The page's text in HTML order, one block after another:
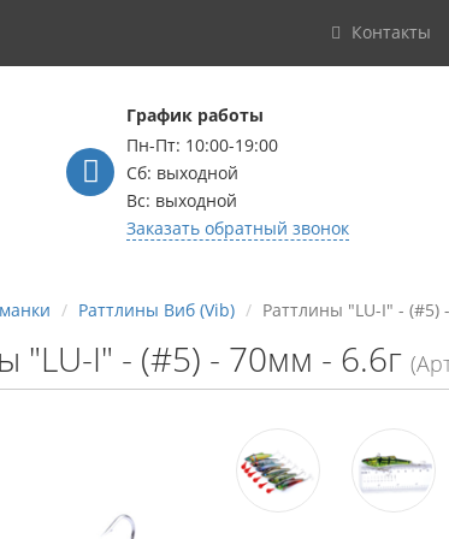
Контакты
График работы
Пн-Пт: 10:00-19:00
Сб: выходной
Вс: выходной
Заказать обратный звонок
Раттлины Виб (Vib) Раттлины "LU-I" - (#5)
"LU-I" - (#5) - 70мм - 6.6г